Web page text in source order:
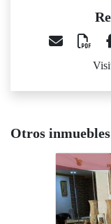
Otros
402-D29